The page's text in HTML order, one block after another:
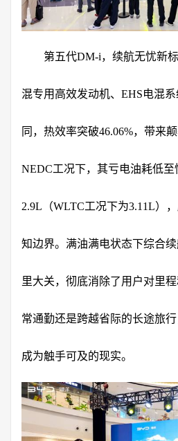
第五代DM-i，续航无忧新标
混专用高效发动机、EHS电混
同，热效率突破46.06%，带来
NEDC工况下，其亏电油耗低至
2.9L（WLTC工况下为3.11L）
知边界。满油满电状态下综合
里大关，彻底消除了用户对里
常通勤还是跨越省际的长途旅
成为触手可及的现实。